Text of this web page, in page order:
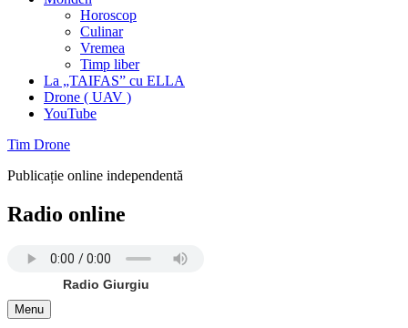
Horoscop
Culinar
Vremea
Timp liber
La „TAIFAS” cu ELLA
Drone ( UAV )
YouTube
Tim Drone
Publicație online independentă
Radio online
Radio Giurgiu
Menu